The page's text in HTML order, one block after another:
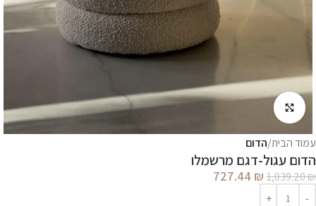
עמוד הבית הדום
הדום עגול-דגם מרשמלו
1,039.20₪
727.44 ₪
לחץ להגדלה